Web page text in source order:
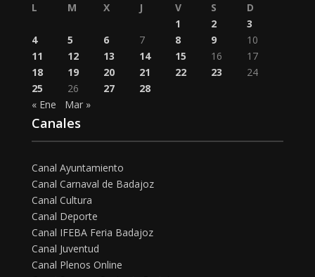
L
M X J V S
D
1
2
3
4
5 6 7 8 9
10
11
12 13 14 15 16
17
18
19 20 21 22 23
24
25
26 27
28
« Ene
Mar »
Canales
Canal Ayuntamiento
Canal Carnaval de Badajoz
Canal Cultura
Canal Deporte
Canal IFEBA Feria Badajoz
Canal Juventud
Canal Plenos Online